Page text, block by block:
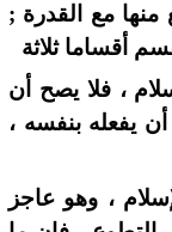
منها مع القدرة ;
أقساما ثلاثة
، فلا يصح أن
يفعله بنفسه ،
، وهو عاجز